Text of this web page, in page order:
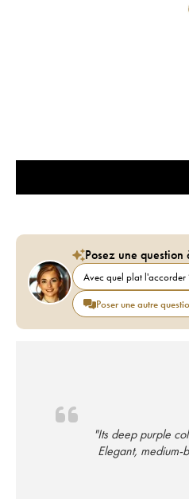
Posez une
Avec quel plat l'accorder
Poser une autre
"Its deep purple
Elegant,